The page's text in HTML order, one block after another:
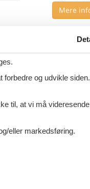
Mere
-
lys
Tilføj til
FraDKK
Inkl. rengøring og
og udvikle
til, at vi må
eller markedsføring.